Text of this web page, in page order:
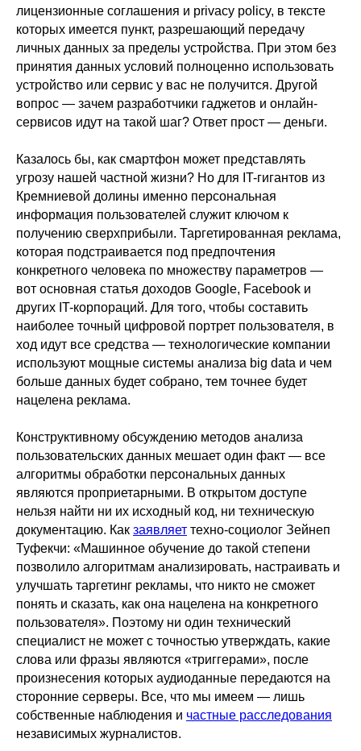
лицензионные соглашения и privacy policy, в тексте
которых имеется пункт, разрешающий передачу
личных данных за пределы устройства. При этом без
принятия данных условий полноценно использовать
устройство или сервис у вас не получится. Другой
вопрос — зачем разработчики гаджетов и онлайн-
сервисов идут на такой шаг? Ответ прост — деньги.
Казалось бы, как смартфон может представлять
угрозу нашей частной жизни? Но для IT-гигантов из
Кремниевой долины именно персональная
информация пользователей служит ключом к
получению сверхприбыли. Таргетированная реклама,
которая подстраивается под предпочтения
конкретного человека по множеству параметров —
вот основная статья доходов Google, Facebook и
других IT-корпораций. Для того, чтобы составить
наиболее точный цифровой портрет пользователя, в
ход идут все средства — технологические компании
используют мощные системы анализа big data и чем
больше данных будет собрано, тем точнее будет
нацелена реклама.
Конструктивному обсуждению методов анализа
пользовательских данных мешает один факт — все
алгоритмы обработки персональных данных
являются проприетарными. В открытом доступе
нельзя найти ни их исходный код, ни техническую
документацию. Как заявляет техно-социолог Зейнеп
Туфекчи: «Машинное обучение до такой степени
позволило алгоритмам анализировать, настраивать и
улучшать таргетинг рекламы, что никто не сможет
понять и сказать, как она нацелена на конкретного
пользователя». Поэтому ни один технический
специалист не может с точностью утверждать, какие
слова или фразы являются «триггерами», после
произнесения которых аудиоданные передаются на
сторонние серверы. Все, что мы имеем — лишь
собственные наблюдения и частные расследования
независимых журналистов.